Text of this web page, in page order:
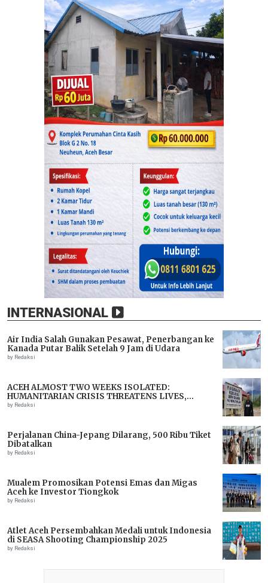
INTERNASIONAL
Air India Salah Gunakan Pesawat, Penerbangan ke
Kanada Putar Balik Setelah 9 Jam di Udara
by Redaksi
ACEH ALMOST TWO WEEKS ISOLATED:
HUMANITARIAN CRISIS THREATENS LIVES,
IMMEDIATE ASSISTANCE URGENTLY NEEDED
by Redaksi
Perjalanan China-Jepang Dilarang, 500 Ribu Tiket
Dibatalkan
by Redaksi
Mualem Promosikan Potensi Emas dan Migas
Aceh ke Investor Tiongkok
by Redaksi
Atlet Aceh Persembahkan Medali untuk Indonesia
di SEASA Shooting Championship 2025
by Redaksi